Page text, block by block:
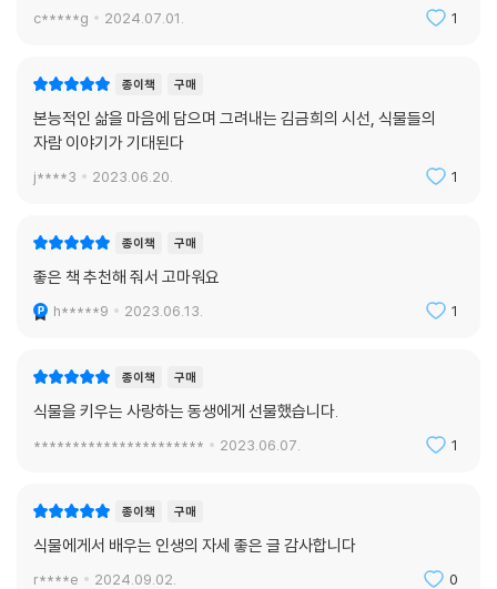
c*****g 2024.07.01. 1
종이책 구매
본능적인 삶을 마음에 담으며 그려내는 김금희의 시선, 식물들의
자람 이야기가 기대된다
j****3 2023.06.20. 1
종이책 구매
좋은 책 추천해 줘서 고마워요
h*****9 2023.06.13. 1
종이책 구매
식물을 키우는 사랑하는 동생에게 선물했습니다.
********************** 2023.06.07. 1
종이책 구매
식물에게서 배우는 인생의 자세 좋은 글 감사합니다
r****e 2024.09.02. 0